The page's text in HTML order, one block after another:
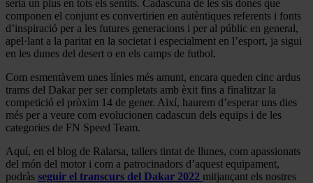
seria un plus en tots els sentits. Cadascuna de les sis dones que
componen el conjunt es convertirien en autèntiques referents i fonts
d’inspiració per a les futures generacions i per al públic en general,
apel·lant a la paritat en la societat i especialment en l’esport, ja sigui
en les dunes del desert o en els camps de futbol.
Com esmentàvem unes línies més amunt, encara queden cinc ardus
trams del Dakar per ser completats amb èxit fins a finalitzar la
competició el pròxim 14 de gener. Així, haurem d’esperar uns dies
més per a veure com evolucionen cadascun dels equips i de les
categories de FN Speed Team.
Aquí, en el blog de Ralarsa, tallers tintat de llunes, com apassionats
del món del motor i com a patrocinadors d’aquest equipament,
podràs seguir el transcurs del Dakar 2022 mitjançant els nostres